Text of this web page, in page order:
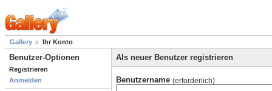
Gallery Ihr Konto
Benutzer-Optionen
Registrieren
Anmelden
Als neuer Benutzer registrieren
Benutzername (erforderlich)